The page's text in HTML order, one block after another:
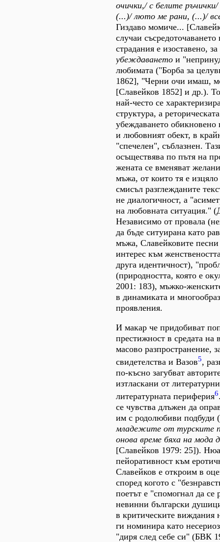
очички,/ с белите
(...)/ люто ме рани, (...)/
Гиздаво момиче...
случаи
страдания е изоставено,
убеждаването и
любимата ("Борба за
1862], "Черни очи имаш,
[Славейков 1852] и др.).
най-често се
структура, а
убеждаването обикновено
и любовният обект, в
"спечелен", съблазнен.
осъществява по пътя на
жената се вменяват
мъжа, от които тя е
смисъл разглежданите
не диалогичност, а
на любовната ситуация."
Независимо от провала
да бъде ситуирана като
мъжа, Славейковите
интерес към
друга идентичност),
(природността, която е
2001: 183), мъжко-
в динамиката и
проявления.
И макар че придобиват
престижност в средата на
масово разпространение,
свидетелства и Вазов5,
по-късно загубват
изтласкани от
литературната периферия6
се чувства длъжен да
им с родолюбиви подбуди
младежите от турските
онова време бяха на мода
[Славейков 1979: 25]).
пейоративност към
Славейков е откроим в
според когото с
поетът е "спомогнал да се
невинни български
в критическите виждания
ги номинира като
"диря след себе си" (БВК